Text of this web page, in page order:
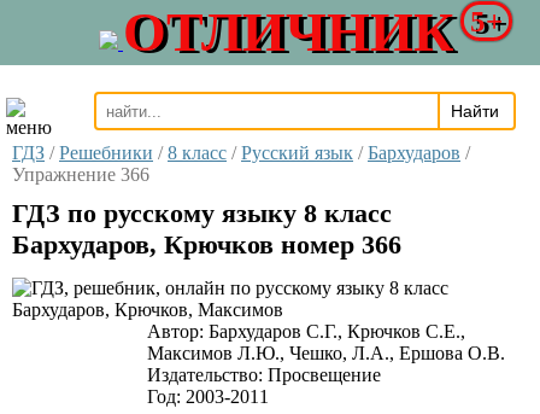
ОТЛИЧНИК 5+
ГДЗ / Решебники / 8 класс / Русский язык / Бархударов /
Упражнение 366
ГДЗ по русскому языку 8 класс
Бархударов, Крючков номер 366
Автор: Бархударов С.Г., Крючков С.Е.,
Максимов Л.Ю., Чешко, Л.А., Ершова О.В.
Издательство: Просвещение
Год: 2003-2011